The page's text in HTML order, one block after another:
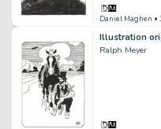
Daniel Maghen •
Illustration
Ralph Meyer